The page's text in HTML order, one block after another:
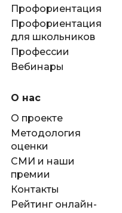
Профориентация
Профориентация
для школьников
Профессии
Вебинары
О нас
О проекте
Методология
оценки
СМИ и наши
премии
Контакты
Рейтинг онлайн-